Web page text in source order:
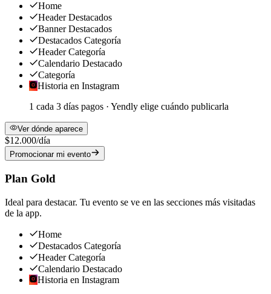
Home
Header Destacados
Banner Destacados
Destacados Categoría
Header Categoría
Calendario Destacado
Categoría
Historia en Instagram
1 cada 3 días pagos · Yendly elige cuándo publicarla
Ver dónde aparece
$12.000/día
Promocionar mi evento
Plan Gold
Ideal para destacar. Tu evento se ve en las secciones más visitadas
de la app.
Home
Destacados Categoría
Header Categoría
Calendario Destacado
Historia en Instagram